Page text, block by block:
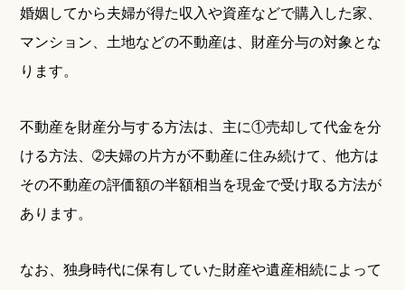
婚姻してから夫婦が得た収入や資産などで購入した家、
マンション、土地などの不動産は、財産分与の対象とな
ります。
不動産を財産分与する方法は、主に①売却して代金を分
ける方法、➁夫婦の片方が不動産に住み続けて、他方は
その不動産の評価額の半額相当を現金で受け取る方法が
あります。
なお、独身時代に保有していた財産や遺産相続によって